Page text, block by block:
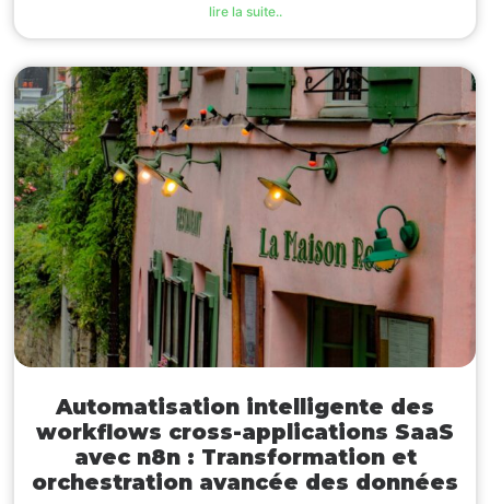
lire la suite..
Automatisation intelligente des
workflows cross-applications SaaS
avec n8n : Transformation et
orchestration avancée des données